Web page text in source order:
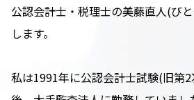
公認会計士・税理士の美藤直人(び
します。
私は1991年に公認会計士試験(旧第